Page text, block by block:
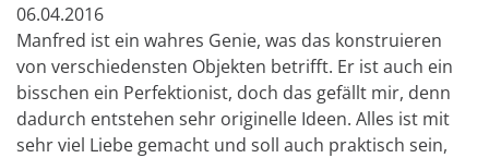
06.04.2016
Manfred ist ein wahres Genie, was das konstruieren
von verschiedensten Objekten betrifft. Er ist auch ein
bisschen ein Perfektionist, doch das gefällt mir, denn
dadurch entstehen sehr originelle Ideen. Alles ist mit
sehr viel Liebe gemacht und soll auch praktisch sein,